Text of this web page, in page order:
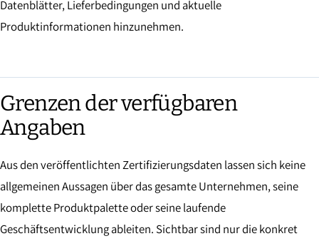
Datenblätter, Lieferbedingungen und aktuelle
Produktinformationen hinzunehmen.
Grenzen der verfügbaren
Angaben
Aus den veröffentlichten Zertifizierungsdaten lassen sich keine
allgemeinen Aussagen über das gesamte Unternehmen, seine
komplette Produktpalette oder seine laufende
Geschäftsentwicklung ableiten. Sichtbar sind nur die konkret